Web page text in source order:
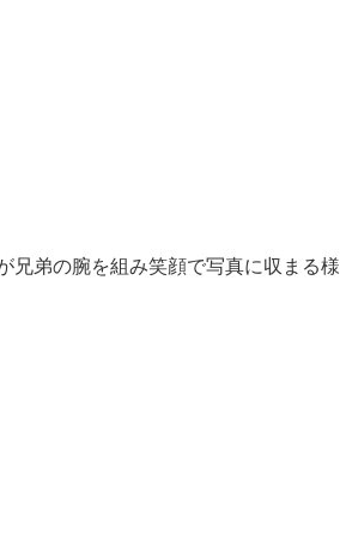
兄弟の腕を組み笑顔で写真に収まる様